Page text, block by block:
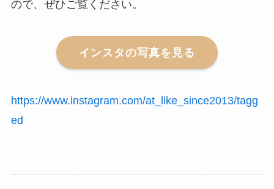
ので、ぜひご覧ください。
インスタの写真を見る
https://www.instagram.com/at_like_since2013/tagg
ed